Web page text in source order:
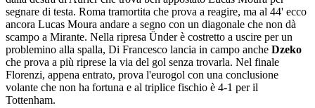
segnare di testa. Roma tramortita che prova a reagire, ma al 44' ecco
ancora Lucas Moura andare a segno con un diagonale che non dà
scampo a Mirante. Nella ripresa Ünder è costretto a uscire per un
problemino alla spalla, Di Francesco lancia in campo anche Dzeko
che prova a più riprese la via del gol senza trovarla. Nel finale
Florenzi, appena entrato, prova l'eurogol con una conclusione
volante che non ha fortuna e al triplice fischio è 4-1 per il
Tottenham.